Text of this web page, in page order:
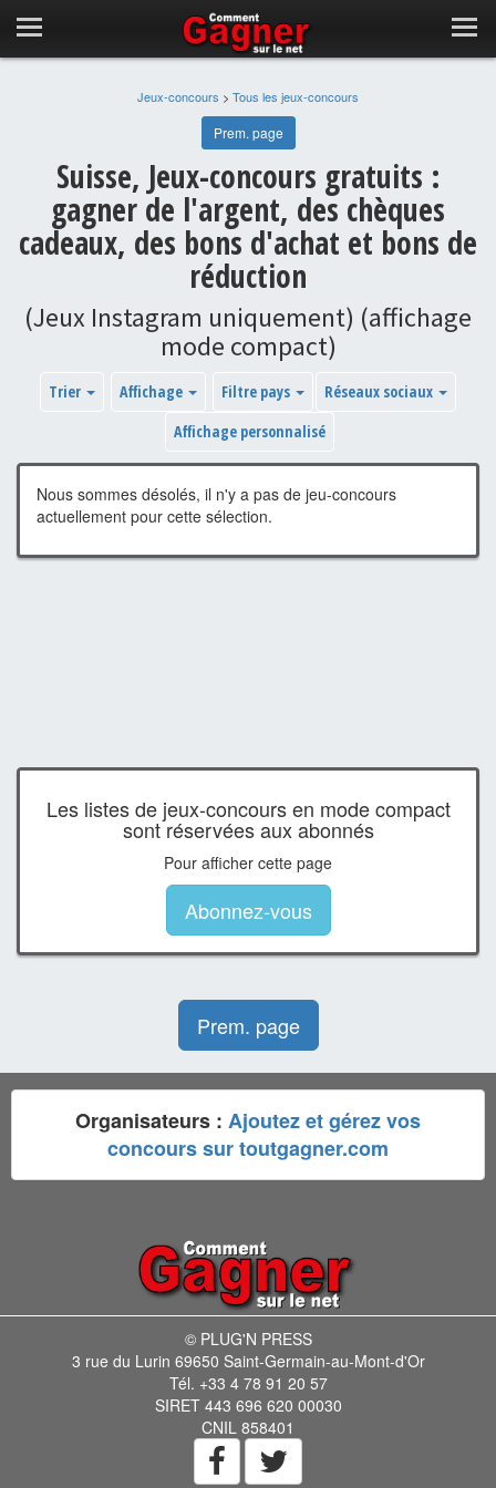
Jeux-concours > Tous les jeux-concours
Prem. page
Suisse, Jeux-concours gratuits :
gagner de l'argent, des chèques
cadeaux, des bons d'achat et bons de
réduction
(Jeux Instagram uniquement) (affichage
mode compact)
Trier Affichage Filtre pays
Réseaux sociaux
Affichage personnalisé
Nous sommes désolés, il n'y a pas de jeu-concours
actuellement pour cette sélection.
Les listes de jeux-concours en mode compact
sont réservées aux abonnés
Pour afficher cette page
Abonnez-vous
Prem. page
Organisateurs : Ajoutez et gérez vos
concours sur toutgagner.com
© PLUG'N PRESS
3 rue du Lurin 69650 Saint-Germain-au-Mont-d'Or
Tél. +33 4 78 91 20 57
SIRET 443 696 620 00030
CNIL 858401